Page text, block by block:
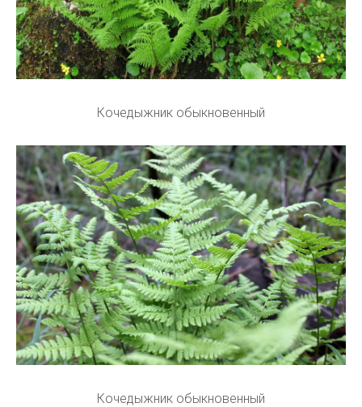
Кочедыжник обыкновенный
Кочедыжник обыкновенный